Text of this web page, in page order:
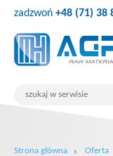
zadzwoń +48 (71) 38
Strona główna Oferta